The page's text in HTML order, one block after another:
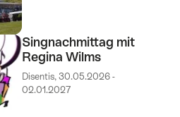
Singnachmittag mit
Regina Wilms
Disentis, 30.05.2026 -
02.01.2027